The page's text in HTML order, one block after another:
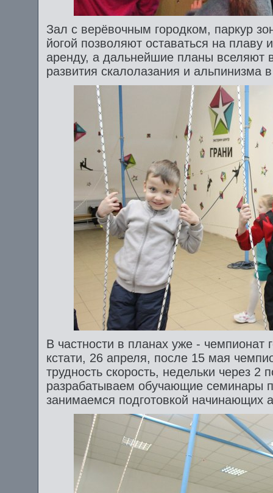
Зал с верёвочным городком, паркур
йогой позволяют оставаться на
аренду, а дальнейшие планы вселяют
развития скалолазания и альпинизма
В частности в планах уже - чемпионат
кстати, 26 апреля, после 15 мая
трудность скорость, недельки через 2
разрабатываем обучающие семинары
занимаемся подготовкой начинающих